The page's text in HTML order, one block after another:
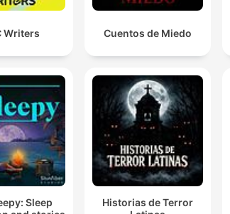
Writers Cuentos de Miedo
Sleep
Historias de Terror